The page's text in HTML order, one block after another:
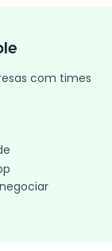
com times